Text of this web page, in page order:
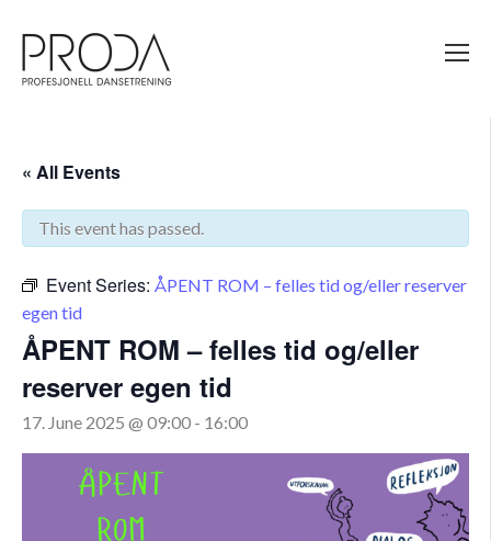
sidens
hovedinnhold
« All Events
This event has passed.
Event Series: ÅPENT ROM – felles tid og/eller reserver
egen tid
ÅPENT ROM – felles tid og/eller
reserver egen tid
17. June 2025 @ 09:00 - 16:00